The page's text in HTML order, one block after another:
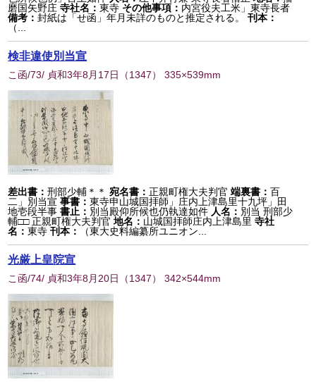
磨国矢野庄 寺社名：東寺 その他事項： 内宮役夫工米」東寺長者
備考：封紙は「せ函」年月未詳のものと推定される。
刊本：
（...
検非違使別当宣
こ函/73/ 貞和3年8月17日 （1347） 335×539mm
差出書：刑部少輔＊＊ 宛名書：正親町権大夫判官 端裏書：百
二」別当宣 事書：東寺申山城国拝師」庄内上津島里十九坪」田
地壱段半事 書止： 別当殿仰所候也仍執達如件 人名： 別当 刑部少
輔□□ 正親町権大夫判官 地名： 山城国拝師庄内上津島里 寺社
名：東寺 刊本： （東大史料編纂所ユニオン...
光厳上皇院宣
こ函/74/ 貞和3年8月20日 （1347） 342×544mm